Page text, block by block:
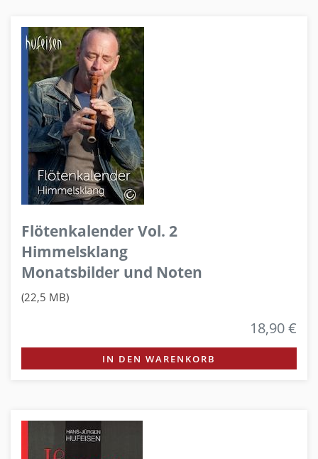
Flötenkalender Vol. 2
Himmelsklang
Monatsbilder und Noten
(22,5 MB)
18,90 €
IN DEN WARENKORB